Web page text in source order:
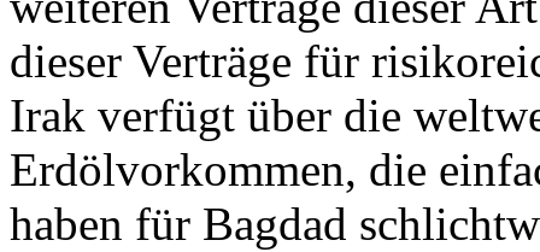
dieser Verträge für
Irak verfügt über die
Erdölvorkommen, die
haben für Bagdad